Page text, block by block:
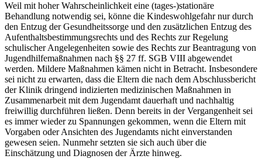
Weil mit hoher Wahrscheinlichkeit eine (tages-)stationäre
Behandlung notwendig sei, könne die Kindeswohlgefahr nur durch
den Entzug der Gesundheitssorge und den zusätzlichen Entzug des
Aufenthaltsbestimmungsrechts und des Rechts zur Regelung
schulischer Angelegenheiten sowie des Rechts zur Beantragung von
Jugendhilfemaßnahmen nach §§ 27 ff. SGB VIII abgewendet
werden. Mildere Maßnahmen kämen nicht in Betracht. Insbesondere
sei nicht zu erwarten, dass die Eltern die nach dem Abschlussbericht
der Klinik dringend indizierten medizinischen Maßnahmen in
Zusammenarbeit mit dem Jugendamt dauerhaft und nachhaltig
freiwillig durchführen ließen. Denn bereits in der Vergangenheit sei
es immer wieder zu Spannungen gekommen, wenn die Eltern mit
Vorgaben oder Ansichten des Jugendamts nicht einverstanden
gewesen seien. Nunmehr setzten sie sich auch über die
Einschätzung und Diagnosen der Ärzte hinweg.